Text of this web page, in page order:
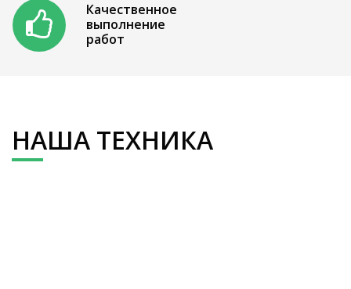
Качественное
выполнение
работ
НАША ТЕХНИКА